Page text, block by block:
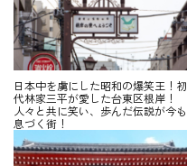
日本中を虜にした昭和の爆笑王！初
代林家三平が愛した台東区根岸！
人々と共に笑い、歩んだ伝説が今も
息づく街！